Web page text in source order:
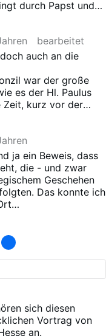
durch Papst und
Kirchenvolkes, der
und auch noch
ist und viele auch
liegt auf dem
einem Glaubens-
! Ein Konzil ohne
und das kann man
bearbeitet
auch an die
war der große
es der Hl. Paulus
kurz vor der
kommen, ehe
schrieb er.
die Mühe
und Bullen
dann wüssten
die Wandlung zu
geweihter Priester
ungültig ist,
BEWEISENDE Indizien
OFFENSICHTLICH
nichts, weil
nicht einmal
ja ein Beweis, dass
die - und zwar
Geschehen
Das konnte ich
- direkt
des Sakrilegs im
wieder Gnaden,
auch
Folgen ebenso
kurzer Zeit eine
Suizidfällen ohne
vorher nie
im Ort usw..].
ein Beispiel in
sich diesen
Vortrag von
an.